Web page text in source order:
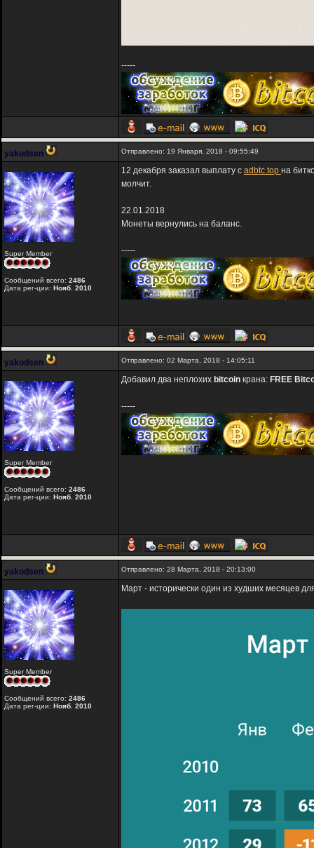
-----
yakodsen Отправлено: 19 Января, 2018 - 09:55:49
Super Member
Сообщений всего: 2486
Дата рег-ции: Нояб. 2010
12 декабря заказал выплату с adbtc.top на
молчит.
22.01.2018
Монеты вернулись на баланс.
-----
yakodsen Отправлено: 02 Марта, 2018 - 14:05:11
Super Member
Сообщений всего: 2486
Дата рег-ции: Нояб. 2010
Добавил два неплохих bitcoin крана: FREE
-----
yakodsen Отправлено: 28 Марта, 2018 - 20:13:00
Super Member
Сообщений всего: 2486
Дата рег-ции: Нояб. 2010
Март - исторически один из худших месяцев